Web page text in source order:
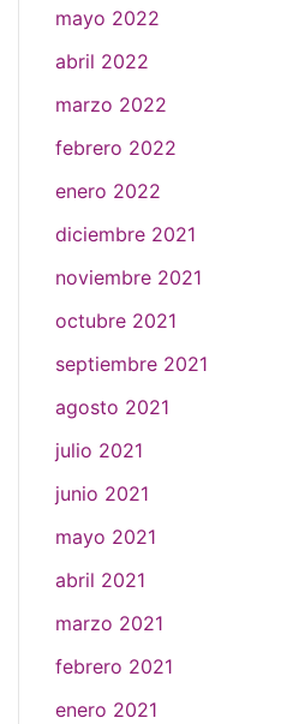
mayo 2022
abril 2022
marzo 2022
febrero 2022
enero 2022
diciembre 2021
noviembre 2021
octubre 2021
septiembre 2021
agosto 2021
julio 2021
junio 2021
mayo 2021
abril 2021
marzo 2021
febrero 2021
enero 2021